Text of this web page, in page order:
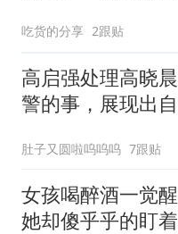
吃货的分享 2跟贴
高启强处理高晓
警的事，展现出
肚子又圆啦呜呜呜 7跟贴
女孩喝醉酒一觉
她却傻乎乎的盯